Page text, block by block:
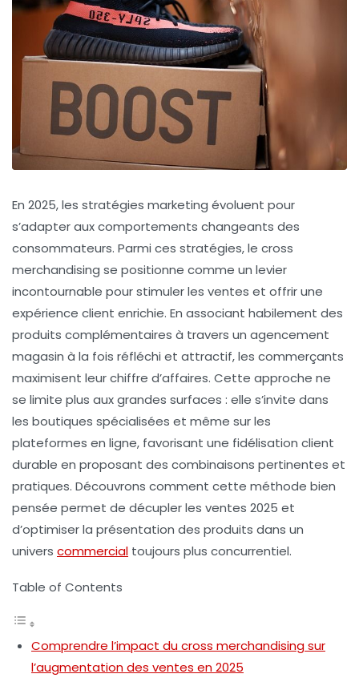
En 2025, les stratégies marketing évoluent pour
s’adapter aux comportements changeants des
consommateurs. Parmi ces stratégies, le cross
merchandising se positionne comme un levier
incontournable pour stimuler les ventes et offrir une
expérience client enrichie. En associant habilement des
produits complémentaires à travers un agencement
magasin à la fois réfléchi et attractif, les commerçants
maximisent leur chiffre d’affaires. Cette approche ne
se limite plus aux grandes surfaces : elle s’invite dans
les boutiques spécialisées et même sur les
plateformes en ligne, favorisant une fidélisation client
durable en proposant des combinaisons pertinentes et
pratiques. Découvrons comment cette méthode bien
pensée permet de décupler les ventes 2025 et
d’optimiser la présentation des produits dans un
univers commercial toujours plus concurrentiel.
Table of Contents
Comprendre l’impact du cross merchandising sur
l’augmentation des ventes en 2025